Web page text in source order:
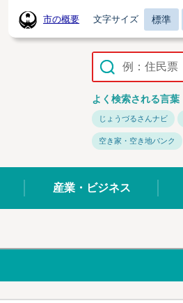
田市ホームページ
市の概要 文字サイズ 標準
よく検索される言葉
じょうづるさんナビ
空き家・空き地バンク
産業・ビジネス